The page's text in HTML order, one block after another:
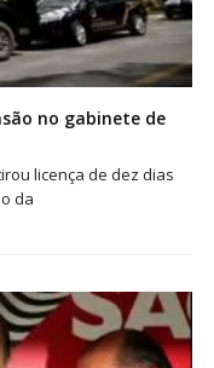
no gabinete de
licença de dez dias
da